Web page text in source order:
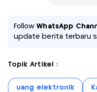
FollowWhatsApp
update berita terbaru
Topik Artikel :
uang elektronik